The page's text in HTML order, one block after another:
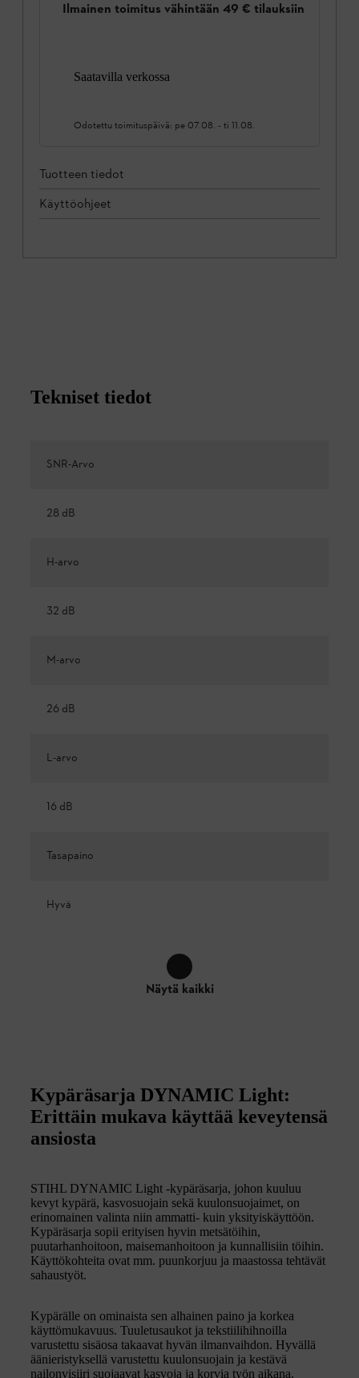
Ilmainen toimitus vähintään 49 € tilauksiin
Saatavilla verkossa
Odotettu toimituspäivä: pe 07.08. - ti 11.08.
Tuotteen tiedot
Käyttöohjeet
Tekniset tiedot
SNR-Arvo
28 dB
H-arvo
32 dB
M-arvo
26 dB
L-arvo
16 dB
Tasapaino
Hyvä
Näytä kaikki
Kypäräsarja DYNAMIC Light:
Erittäin mukava käyttää keveytensä
ansiosta
STIHL DYNAMIC Light -kypäräsarja, johon kuuluu
kevyt kypärä, kasvosuojain sekä kuulonsuojaimet, on
erinomainen valinta niin ammatti- kuin yksityiskäyttöön.
Kypäräsarja sopii erityisen hyvin metsätöihin,
puutarhanhoitoon, maisemanhoitoon ja kunnallisiin töihin.
Käyttökohteita ovat mm. puunkorjuu ja maastossa tehtävät
sahaustyöt.
Kypärälle on ominaista sen alhainen paino ja korkea
käyttömukavuus. Tuuletusaukot ja tekstiilihihnoilla
varustettu sisäosa takaavat hyvän ilmanvaihdon. Hyvällä
äänieristyksellä varustettu kuulonsuojain ja kestävä
nailonvisiiri suojaavat kasvoja ja korvia työn aikana.